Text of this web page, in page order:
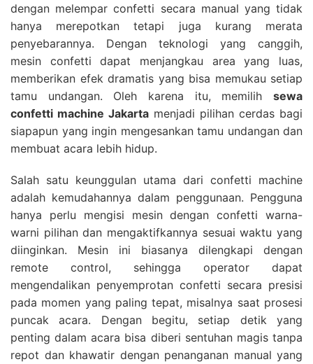
dengan melempar confetti secara manual yang tidak
hanya merepotkan tetapi juga kurang merata
penyebarannya. Dengan teknologi yang canggih,
mesin confetti dapat menjangkau area yang luas,
memberikan efek dramatis yang bisa memukau setiap
tamu undangan. Oleh karena itu, memilih sewa
confetti machine Jakarta menjadi pilihan cerdas bagi
siapapun yang ingin mengesankan tamu undangan dan
membuat acara lebih hidup.
Salah satu keunggulan utama dari confetti machine
adalah kemudahannya dalam penggunaan. Pengguna
hanya perlu mengisi mesin dengan confetti warna-
warni pilihan dan mengaktifkannya sesuai waktu yang
diinginkan. Mesin ini biasanya dilengkapi dengan
remote control, sehingga operator dapat
mengendalikan penyemprotan confetti secara presisi
pada momen yang paling tepat, misalnya saat prosesi
puncak acara. Dengan begitu, setiap detik yang
penting dalam acara bisa diberi sentuhan magis tanpa
repot dan khawatir dengan penanganan manual yang